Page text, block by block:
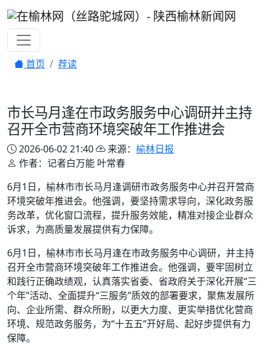
首页 荐读
市长马月逢在市政务服务中心调研并主持
召开全市营商环境突破年工作推进会
2026-06-02 21:40 来源： 榆林日报
作者：记者白万能 叶常春
6月1日，榆林市市长马月逢调研市政务服务中心并召开营商
环境突破年推进会。他强调，要坚持需求导向，深化政务服
务改革，优化窗口流程，提升服务效能，精准对接企业群众
诉求，为高质量发展提供有力保障。
6月1日，榆林市市长马月逢在市政务服务中心调研，并主持
召开全市营商环境突破年工作推进会。他强调，要牢固树立
和践行正确政绩观，认真落实省委、省政府关于深化开展“三
个年”活动、全面提升“三服务”质效的部署要求，聚焦发展所
向、企业所需、群众所盼，以更大力度、更实举措优化营商
环境、规范政务服务，为“十五五”开好局、起好步提供有力
保障。